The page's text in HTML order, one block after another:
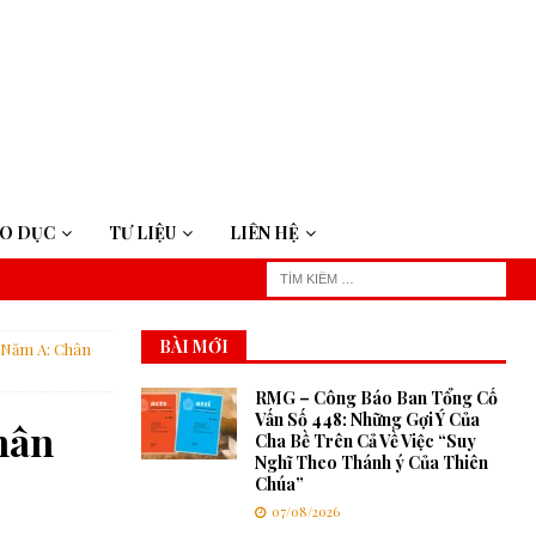
DỤC TƯ LIỆU LIÊN HỆ
A: Chân
BÀI MỚI
RMG – Công Báo Ban Tổng Cố
Vấn Số 448: Những Gợi Ý Của
Cha Bề Trên Cả Về Việc “Suy
Nghĩ Theo Thánh ý Của Thiên
Chúa”
07/08/2026